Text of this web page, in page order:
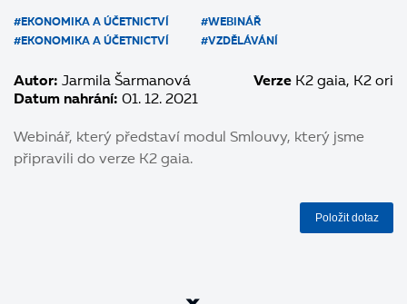
#EKONOMIKA A ÚČETNICTVÍ
#WEBINÁŘ
#EKONOMIKA A ÚČETNICTVÍ
#VZDĚLÁVÁNÍ
Autor: Jarmila Šarmanová
Datum nahrání: 01. 12. 2021
Verze K2 gaia K2 ori
Webinář, který představí modul Smlouvy, který jsme
připravili do verze K2 gaia.
Položit dotaz